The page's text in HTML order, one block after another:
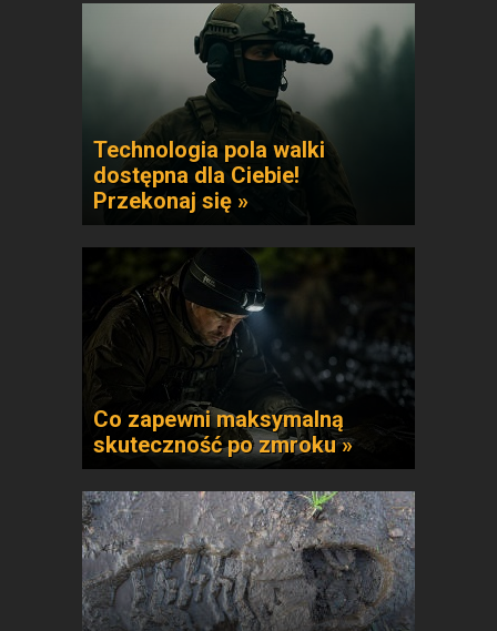
Technologia pola walki
dostępna dla Ciebie!
Przekonaj się »
Co zapewni maksymalną
skuteczność po zmroku »